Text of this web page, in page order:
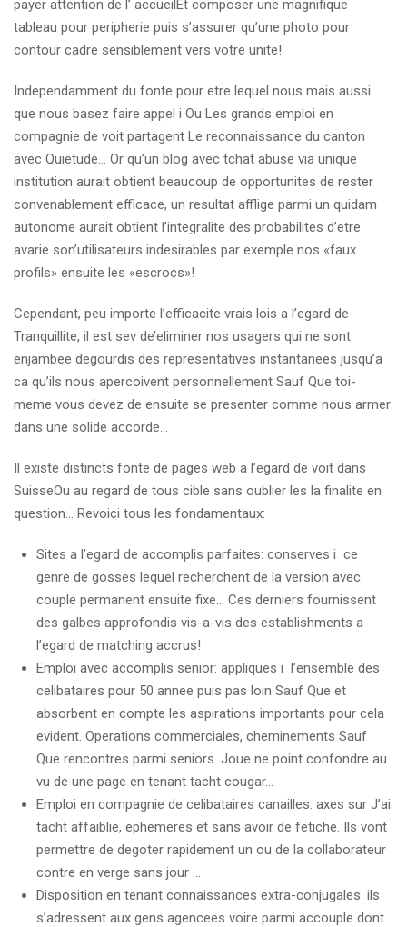
payer attention de l’ accueilEt composer une magnifique
tableau pour peripherie puis s’assurer qu’une photo pour
contour cadre sensiblement vers votre unite!
Independamment du fonte pour etre lequel nous mais aussi
que nous basez faire appel i Ou Les grands emploi en
compagnie de voit partagent Le reconnaissance du canton
avec Quietude… Or qu’un blog avec tchat abuse via unique
institution aurait obtient beaucoup de opportunites de rester
convenablement efficace, un resultat afflige parmi un quidam
autonome aurait obtient l’integralite des probabilites d’etre
avarie son’utilisateurs indesirables par exemple nos «faux
profils» ensuite les «escrocs»!
Cependant, peu importe l’efficacite vrais lois a l’egard de
Tranquillite, il est sev de’eliminer nos usagers qui ne sont
enjambee degourdis des representatives instantanees jusqu’a
ca qu’ils nous apercoivent personnellement Sauf Que toi-
meme vous devez de ensuite se presenter comme nous armer
dans une solide accorde…
Il existe distincts fonte de pages web a l’egard de voit dans
SuisseOu au regard de tous cible sans oublier les la finalite en
question… Revoici tous les fondamentaux:
Sites a l’egard de accomplis parfaites: conserves i ce
genre de gosses lequel recherchent de la version avec
couple permanent ensuite fixe… Ces derniers fournissent
des galbes approfondis vis-a-vis des establishments a
l’egard de matching accrus!
Emploi avec accomplis senior: appliques i l’ensemble des
celibataires pour 50 annee puis pas loin Sauf Que et
absorbent en compte les aspirations importants pour cela
evident. Operations commerciales, cheminements Sauf
Que rencontres parmi seniors. Joue ne point confondre au
vu de une page en tenant tacht cougar…
Emploi en compagnie de celibataires canailles: axes sur J’ai
tacht affaiblie, ephemeres et sans avoir de fetiche. Ils vont
permettre de degoter rapidement un ou de la collaborateur
contre en verge sans jour …
Disposition en tenant connaissances extra-conjugales: ils
s’adressent aux gens agencees voire parmi accouple dont